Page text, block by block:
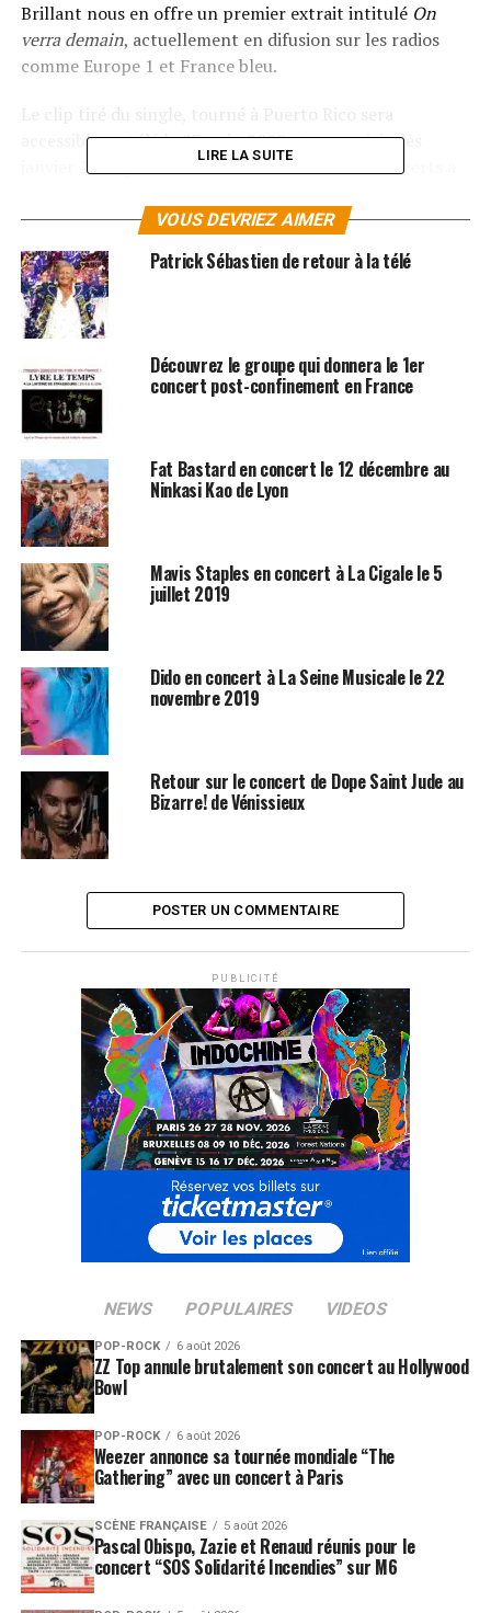
Brillant nous en offre un premier extrait intitulé On
verra demain, actuellement en difusion sur les radios
comme Europe 1 et France bleu.
Le clip tiré du single, tourné à Puerto Rico sera
accessible en télé le 27 août 2009 et sera suivit dès
janvier 2010 par une tournée. Cette série de concerts a
Zenith de France ainsi qu’au Casino de Paris du 16 au 28
mars 2010.
Les albums de Dany Brillant sont disponibles sur
SUJETS ASSOCIÉS: CONCERT DANY BRILLANT
LIRE LA SUITE
VOUS DEVRIEZ AIMER
Patrick Sébastien de retour à la télé
Découvrez le groupe qui donnera le 1er
concert post-confinement en France
Fat Bastard en concert le 12 décembre au
Ninkasi Kao de Lyon
Mavis Staples en concert à La Cigale le 5
juillet 2019
Dido en concert à La Seine Musicale le 22
novembre 2019
Retour sur le concert de Dope Saint Jude au
Bizarre! de Vénissieux
POSTER UN COMMENTAIRE
PUBLICITÉ
NEWS POPULAIRES VIDEOS
POP-ROCK 6 août 2026
ZZ Top annule brutalement son concert au Hollywood
Bowl
POP-ROCK 6 août 2026
Weezer annonce sa tournée mondiale “The
Gathering” avec un concert à Paris
SCÈNE FRANÇAISE 5 août 2026
Pascal Obispo, Zazie et Renaud réunis pour le
concert “SOS Solidarité Incendies” sur M6